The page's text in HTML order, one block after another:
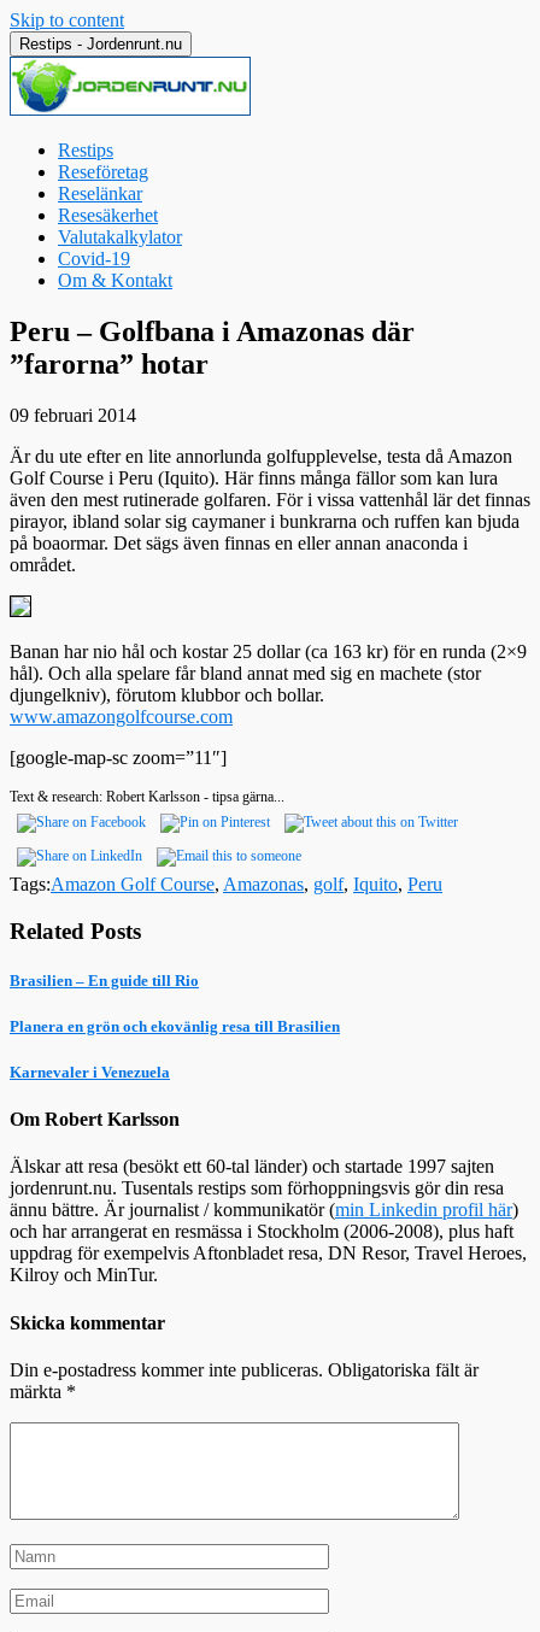
Skip to content
Restips - Jordenrunt.nu
Restips
Reseföretag
Reselänkar
Resesäkerhet
Valutakalkylator
Covid-19
Om & Kontakt
Jordenrunt.nu
Tusen Restips från hela världen
Peru – Golfbana i Amazonas där
”farorna” hotar
09 februari 2014
Är du ute efter en lite annorlunda golfupplevelse, testa då Amazon
Golf Course i Peru (Iquito). Här finns många fällor som kan lura
även den mest rutinerade golfaren. För i vissa vattenhål lär det finnas
pirayor, ibland solar sig caymaner i bunkrarna och ruffen kan bjuda
på boaormar. Det sägs även finnas en eller annan anaconda i
området.
Banan har nio hål och kostar 25 dollar (ca 163 kr) för en runda (2×9
hål). Och alla spelare får bland annat med sig en machete (stor
djungelkniv), förutom klubbor och bollar.
www.amazongolfcourse.com
[google-map-sc zoom=”11″]
Text & research: Robert Karlsson - tipsa gärna...
Tags:Amazon Golf Course, Amazonas, golf, Iquito, Peru
Related Posts
Brasilien – En guide till Rio
Planera en grön och ekovänlig resa till Brasilien
Karnevaler i Venezuela
Om Robert Karlsson
Älskar att resa (besökt ett 60-tal länder) och startade 1997 sajten
jordenrunt.nu. Tusentals restips som förhoppningsvis gör din resa
ännu bättre. Är journalist / kommunikatör (min Linkedin profil här)
och har arrangerat en resmässa i Stockholm (2006-2008), plus haft
uppdrag för exempelvis Aftonbladet resa, DN Resor, Travel Heroes,
Kilroy och MinTur.
Skicka kommentar
Din e-postadress kommer inte publiceras. Obligatoriska fält är
märkta *